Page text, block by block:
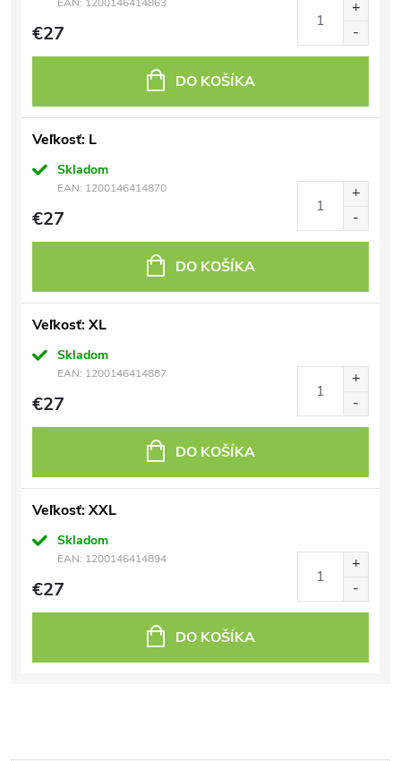
EAN: 1200146414863
€27
DO KOŠÍKA
Veľkosť: L
Skladom
EAN: 1200146414870
€27
DO KOŠÍKA
Veľkosť: XL
Skladom
EAN: 1200146414887
€27
DO KOŠÍKA
Veľkosť: XXL
Skladom
EAN: 1200146414894
€27
DO KOŠÍKA